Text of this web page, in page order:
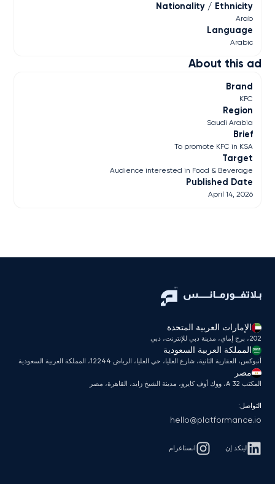
About this ad
Brand
KFC
Region
Saudi Arabia
Brief
To promote KFC in KSA
Target
Audience interested in Food & Beverage
Published Date
April 14, 2026
Nationality / Ethnicity
Arab
Language
Arabic
الإمارات العربية المتحدة
202، برج إماي، مدينة دبي للإنترنت، دبي
المملكة العربية السعودية
أنبوكس، العقارية الثانية، شارع العليا، حي العليا، الرياض 12244، المملكة العربية السعودية
مصر
المكتب A 32، ووك أوف كايرو، مدينة الشيخ زايد، القاهرة، مصر
التواصل:
hello@platformance.io
لينكد إن انستاغرام